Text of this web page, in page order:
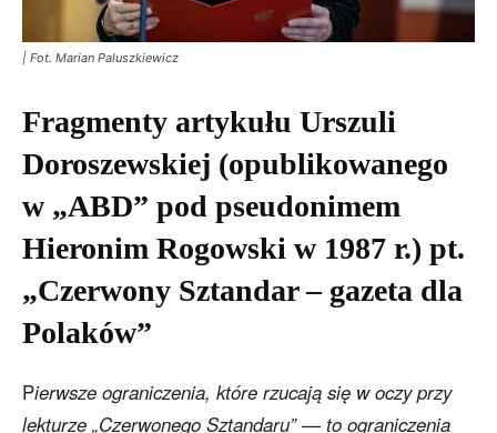
| Fot. Marian Paluszkiewicz
Fragmenty artykułu Urszuli
Doroszewskiej (opublikowanego
w „ABD” pod pseudonimem
Hieronim Rogowski w 1987 r.) pt.
„Czerwony Sztandar – gazeta dla
Polaków”
Pierwsze ograniczenia, które rzucają się w oczy przy
lekturze „Czerwonego Sztandaru” — to ograniczenia